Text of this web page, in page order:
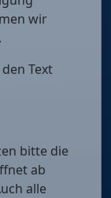
wir
Text
bitte die
ab
alle